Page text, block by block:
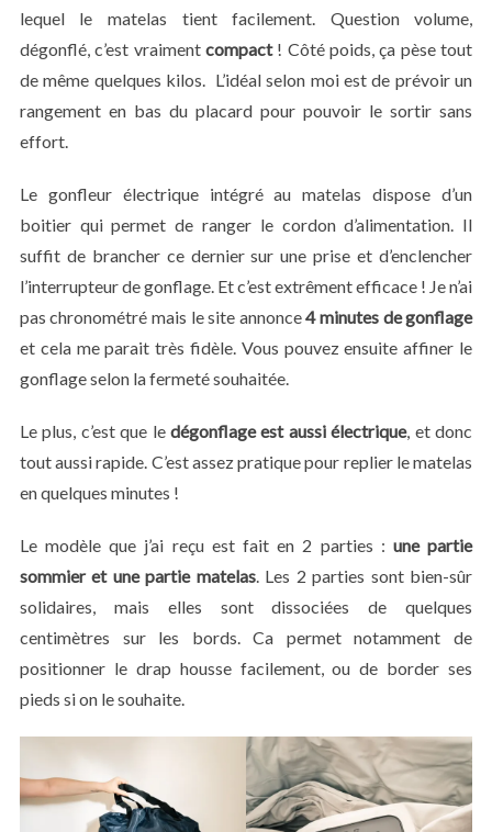
lequel le matelas tient facilement. Question volume,
dégonflé, c’est vraiment compact! Côté poids, ça pèse tout
de même quelques kilos. L’idéal selon moi est de prévoir un
rangement en bas du placard pour pouvoir le sortir sans
effort.
Le gonfleur électrique intégré au matelas dispose d’un
boitier qui permet de ranger le cordon d’alimentation. Il
suffit de brancher ce dernier sur une prise et d’enclencher
l’interrupteur de gonflage. Et c’est extrêment efficace ! Je n’ai
pas chronométré mais le site annonce4 minutes de gonflage
et cela me parait très fidèle. Vous pouvez ensuite affiner le
gonflage selon la fermeté souhaitée.
Le plus, c’est que ledégonflage est aussi électrique, et donc
tout aussi rapide. C’est assez pratique pour replier le matelas
en quelques minutes !
Le modèle que j’ai reçu est fait en 2 parties : une partie
sommier et une partie matelas. Les 2 parties sont bien-sûr
solidaires, mais elles sont dissociées de quelques
centimètres sur les bords. Ca permet notamment de
positionner le drap housse facilement, ou de border ses
pieds si on le souhaite.
a
c